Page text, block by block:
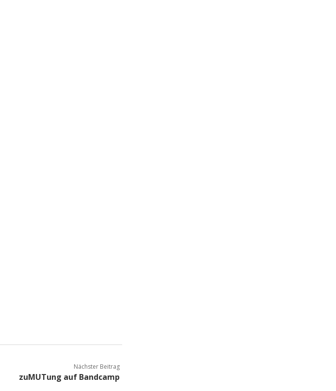
Nächster Beitrag
zuMUTung auf Bandcamp